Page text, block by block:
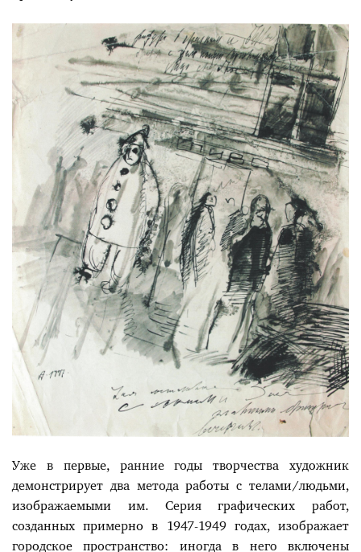
Уже в первые, ранние годы творчества художник
демонстрирует два метода работы с телами/людьми,
изображаемыми им. Серия графических работ,
созданных примерно в 1947-1949 годах, изображает
городское пространство: иногда в него включены